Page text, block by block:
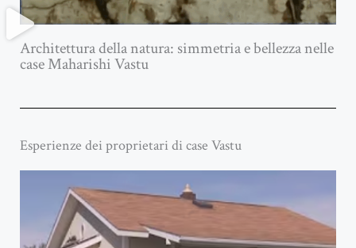
Architettura della natura: simmetria e bellezza nelle
case Maharishi Vastu
Esperienze dei proprietari di case Vastu